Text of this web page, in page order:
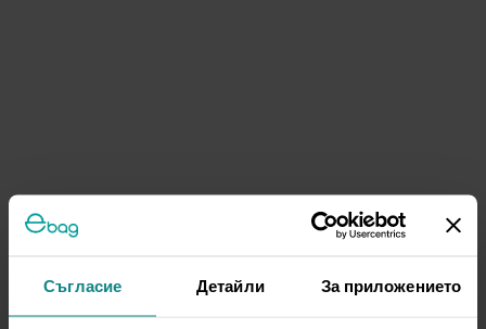
Съгласие Детайли За приложението